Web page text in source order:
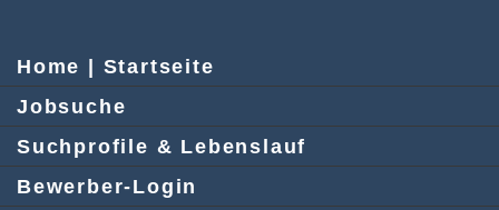
Home | Startseite
Jobsuche
Suchprofile & Lebenslauf
Bewerber-Login